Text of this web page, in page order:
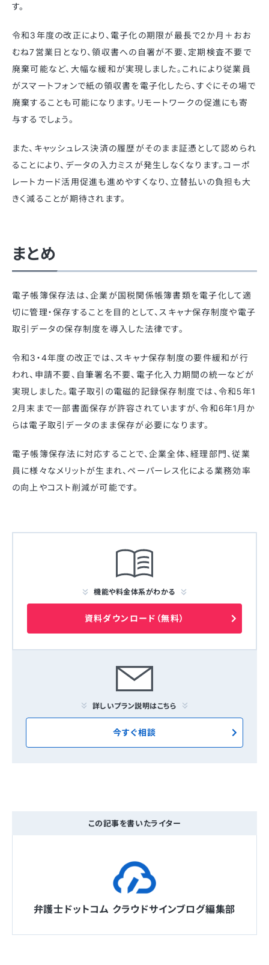
す。
令和3年度の改正により、電子化の期限が最長で2か月＋おお
むね7営業日となり、領収書への自署が不要、定期検査不要で
廃棄可能など、大幅な緩和が実現しました。これにより従業員
がスマートフォンで紙の領収書を電子化したら、すぐにその場で
廃棄することも可能になります。リモートワークの促進にも寄
与するでしょう。
また、キャッシュレス決済の履歴がそのまま証憑として認められ
ることにより、データの入力ミスが発生しなくなります。コーポ
レートカード活用促進も進めやすくなり、立替払いの負担も大
きく減ることが期待されます。
まとめ
電子帳簿保存法は、企業が国税関係帳簿書類を電子化して適
切に管理・保存することを目的として、スキャナ保存制度や電子
取引データの保存制度を導入した法律です。
令和3・4年度の改正では、スキャナ保存制度の要件緩和が行
われ、申請不要、自筆署名不要、電子化入力期間の統一などが
実現しました。電子取引の電磁的記録保存制度では、令和5年1
2月末まで一部書面保存が許容されていますが、令和6年1月か
らは電子取引データのまま保存が必要になります。
電子帳簿保存法に対応することで、企業全体、経理部門、従業
員に様々なメリットが生まれ、ペーパーレス化による業務効率
の向上やコスト削減が可能です。
機能や料金体系がわかる
資料ダウンロード（無料）
詳しいプラン説明はこちら
今すぐ相談
この記事を書いたライター
弁護士ドットコム クラウドサインブログ編集部